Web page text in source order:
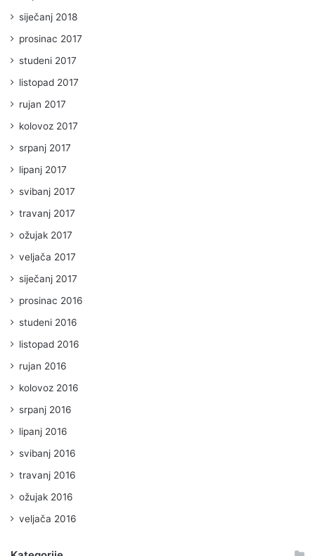
siječanj 2018
prosinac 2017
studeni 2017
listopad 2017
rujan 2017
kolovoz 2017
srpanj 2017
lipanj 2017
svibanj 2017
travanj 2017
ožujak 2017
veljača 2017
siječanj 2017
prosinac 2016
studeni 2016
listopad 2016
rujan 2016
kolovoz 2016
srpanj 2016
lipanj 2016
svibanj 2016
travanj 2016
ožujak 2016
veljača 2016